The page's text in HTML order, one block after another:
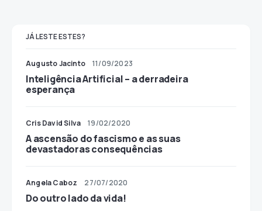
JÁ LESTE ESTES?
Augusto Jacinto 11/09/2023
Inteligência Artificial – a derradeira
esperança
Cris David Silva 19/02/2020
A ascensão do fascismo e as suas
devastadoras consequências
Angela Caboz 27/07/2020
Do outro lado da vida!